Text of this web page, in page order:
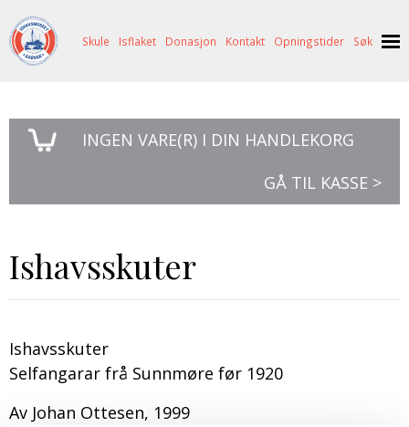
OM OSS
BILDE FRÅ MUSEET
ISHAVSSKUTA AARVAK
RAGNAR THORSETH – LEVD LIV
SVART GULL I BRANDAL CITY
ARRANGEMENT
HISTORIKK
ISHAVSMUSEETS VENNER
SAMARBEIDSMUSEUM
FORTELLINGAR
NORDØST-GRØNLAND
PETER S. BRANDAL
BILDEGALLERI
NETTBUTIKK
ARRANGEMENT
SKULE
SKULEBESØK
FARGELEGG
ISFLAKET
DONASJON
Skule Isflaket Donasjon Kontakt Opningstider Søk
INGEN VARE(R) I DIN HANDLEKORG
GÅ TIL KASSE >
Ishavsskuter
Ishavsskuter
Selfangarar frå Sunnmøre før 1920
Av Johan Ottesen, 1999